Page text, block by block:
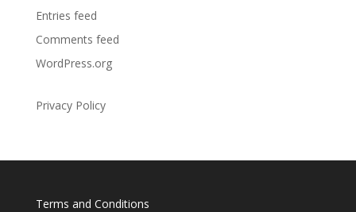
Entries feed
Comments feed
WordPress.org
Privacy Policy
Terms and Conditions